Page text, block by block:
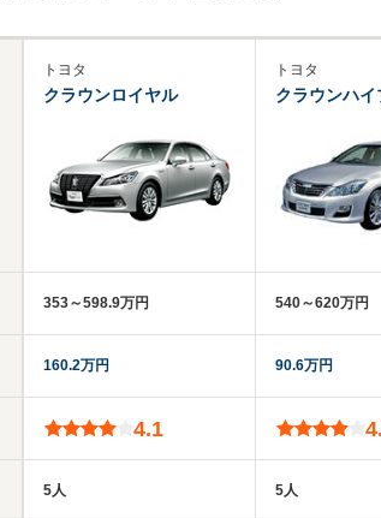
トヨタ
クラウンロイヤル
353～598.9万円
160.2万円
4.1
5人
トヨタ
クラウンハイ
540～620万円
90.6万円
5人